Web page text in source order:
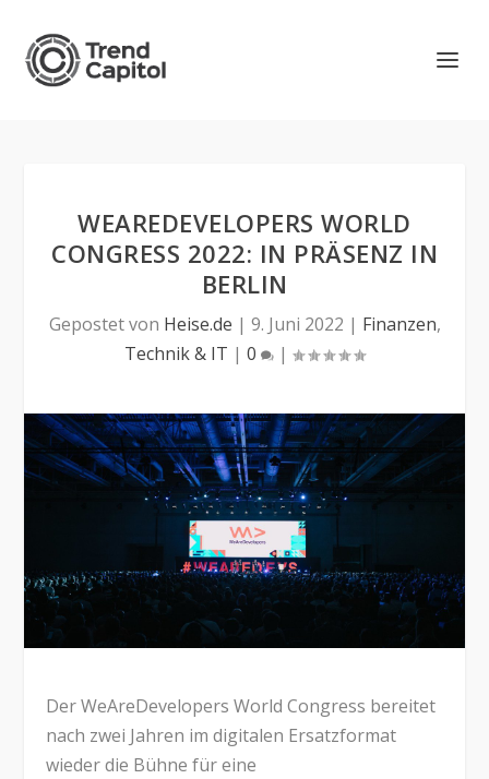
WEAREDEVELOPERS WORLD
CONGRESS 2022: IN PRÄSENZ IN
BERLIN
Gepostet von Heise.de | 9. Juni 2022 | Finanzen,
Technik & IT | 0 |
Der WeAreDevelopers World Congress bereitet
nach zwei Jahren im digitalen Ersatzformat
wieder die Bühne für eine